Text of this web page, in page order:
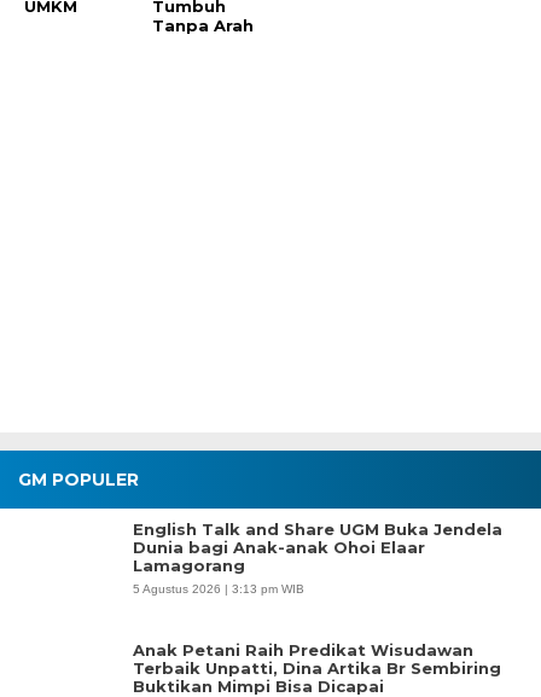
UMKM
Tumbuh
Tanpa Arah
GM POPULER
English Talk and Share UGM Buka Jendela
Dunia bagi Anak-anak Ohoi Elaar
Lamagorang
5 Agustus 2026 | 3:13 pm WIB
Anak Petani Raih Predikat Wisudawan
Terbaik Unpatti, Dina Artika Br Sembiring
Buktikan Mimpi Bisa Dicapai